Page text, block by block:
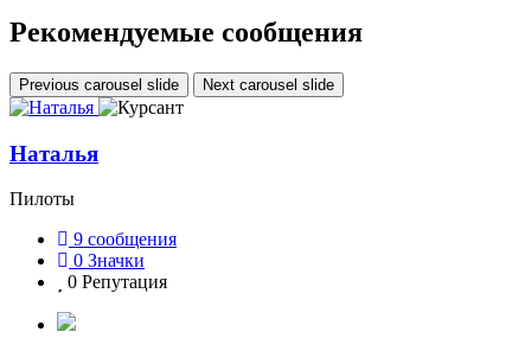
Рекомендуемые сообщения
Previous carousel slide Next carousel slide
Наталья
Пилоты
9 сообщения
0 Значки
0 Репутация